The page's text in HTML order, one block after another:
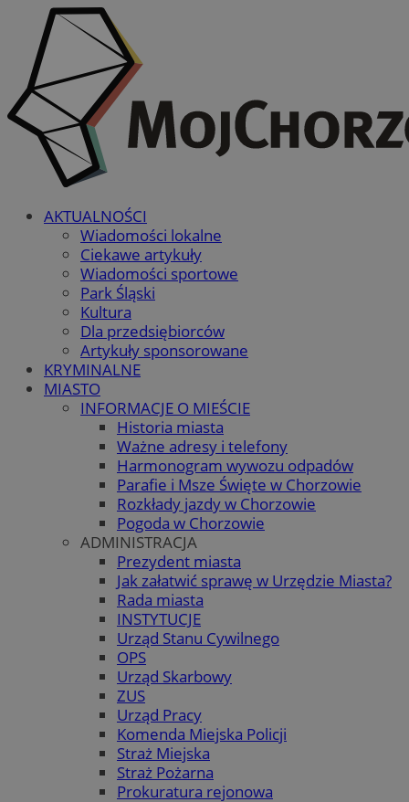
AKTUALNOŚCI
Wiadomości lokalne
Ciekawe artykuły
Wiadomości sportowe
Park Śląski
Kultura
Dla przedsiębiorców
Artykuły sponsorowane
KRYMINALNE
MIASTO
INFORMACJE O MIEŚCIE
Historia miasta
Ważne adresy i telefony
Harmonogram wywozu odpadów
Parafie i Msze Święte w Chorzowie
Rozkłady jazdy w Chorzowie
Pogoda w Chorzowie
ADMINISTRACJA
Prezydent miasta
Jak załatwić sprawę w Urzędzie Miasta?
Rada miasta
INSTYTUCJE
Urząd Stanu Cywilnego
OPS
Urząd Skarbowy
ZUS
Urząd Pracy
Komenda Miejska Policji
Straż Miejska
Straż Pożarna
Prokuratura rejonowa